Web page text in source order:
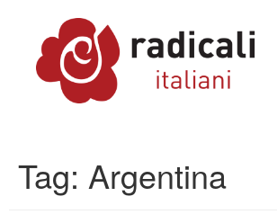
Tag: Argentina